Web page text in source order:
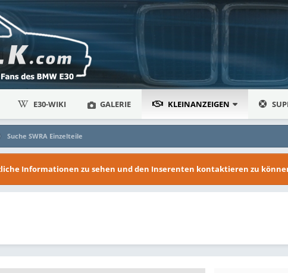
E30-WIKI GALERIE KLEINANZEIGEN
Suche SWRA Einzelteile
Informationen zu sehen und den Inserenten kontaktieren zu